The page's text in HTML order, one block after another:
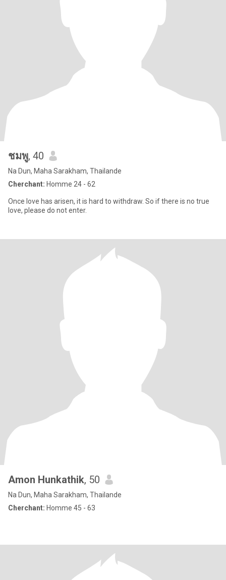
ชมพู, 40
Na Dun, Maha Sarakham, Thailande
Cherchant: Homme 24 - 62
Once love has arisen, it is hard to withdraw. So if there is no true
love, please do not enter.
Amon​ Hunkathik, 50
Na Dun, Maha Sarakham, Thailande
Cherchant: Homme 45 - 63